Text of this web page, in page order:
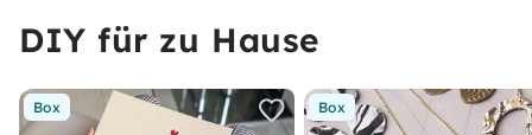
DIY für zu Hause
Box Box